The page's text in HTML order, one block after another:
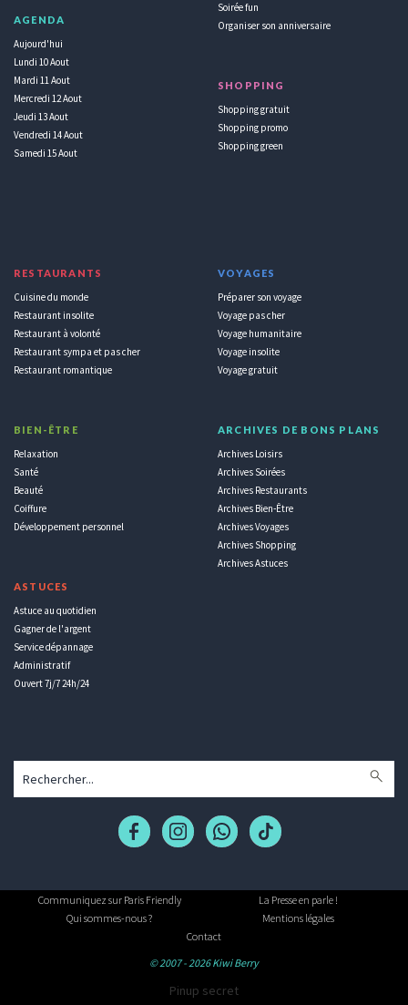
AGENDA
Aujourd'hui
Lundi 10 Aout
Mardi 11 Aout
Mercredi 12 Aout
Jeudi 13 Aout
Vendredi 14 Aout
Samedi 15 Aout
Soirée fun
Organiser son anniversaire
SHOPPING
Shopping gratuit
Shopping promo
Shopping green
RESTAURANTS
Cuisine du monde
Restaurant insolite
Restaurant à volonté
Restaurant sympa et pas cher
Restaurant romantique
BIEN-ÊTRE
Relaxation
Santé
Beauté
Coiffure
Développement personnel
ASTUCES
Astuce au quotidien
Gagner de l'argent
Service dépannage
Administratif
Ouvert 7j/7 24h/24
VOYAGES
Préparer son voyage
Voyage pas cher
Voyage humanitaire
Voyage insolite
Voyage gratuit
ARCHIVES DE BONS PLANS
Archives Loisirs
Archives Soirées
Archives Restaurants
Archives Bien-Être
Archives Voyages
Archives Shopping
Archives Astuces
Communiquez sur Paris Friendly
La Presse en parle !
Qui sommes-nous ?
Mentions légales
Contact
© 2007 - 2026 Kiwi Berry
Pinup secret